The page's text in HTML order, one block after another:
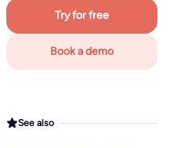
Try for free
Book a demo
See also